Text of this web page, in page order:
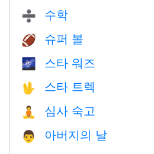
➗ 수학
🏈 슈퍼 볼
🌌 스타 워즈
🖖 스타 트렉
🧘 심사 숙고
👨 아버지의 날